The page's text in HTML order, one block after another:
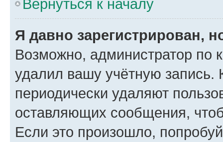
Вернуться к началу
Я давно зарегистрирован,
Возможно, администратор по
удалил вашу учётную запись.
периодически удаляют
оставляющих сообщения,
Если это произошло,